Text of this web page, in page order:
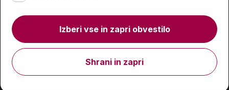
16,03 € 22,90 €
Količina
Izberi vse in zapri obvestilo
Shrani in zapri